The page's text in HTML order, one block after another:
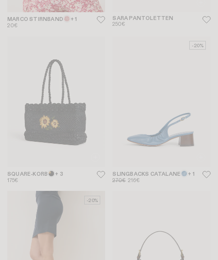
MARCO STIRNBAND + 1
20€
SARA PANTOLETTEN
250€
SQUARE-KORB + 3
175€
-20%
SLINGBACKS CATALANE + 1
270€ 216€
-20%